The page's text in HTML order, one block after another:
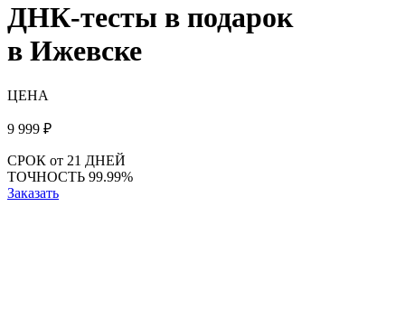
ДНК-тесты в подарок
в Ижевске
ЦЕНА
9 999 ₽
СРОК от 21 ДНЕЙ
ТОЧНОСТЬ 99.99%
Заказать